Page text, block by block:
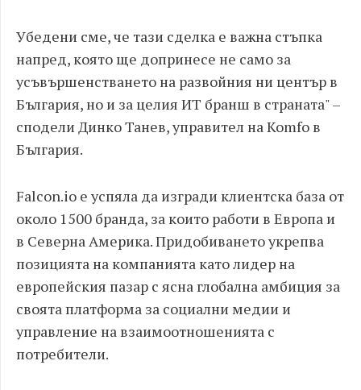
Убедени сме, че тази сделка е важна стъпка
напред, която ще допринесе не само за
усъвършенстването на развойния ни център в
България, но и за целия ИТ бранш в страната" –
сподели Динко Танев, управител на Komfo в
България.
Falcon.io е успяла да изгради клиентска база от
около 1500 бранда, за които работи в Европа и
в Северна Америка. Придобиването укрепва
позицията на компанията като лидер на
европейския пазар с ясна глобална амбиция за
своята платформа за социални медии и
управление на взаимоотношенията с
потребители.